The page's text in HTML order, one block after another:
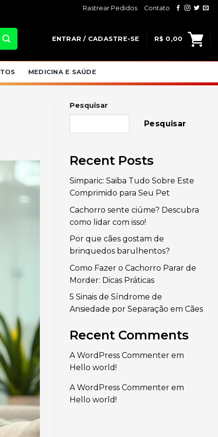
Rastrear Pedidos Contato
ENTRAR / CADASTRE-SE R$ 0,00
MEDICINA E SAÚDE
Pesquisar
Pesquisar
Recent Posts
Simparic: Saiba Tudo Sobre Este
Comprimido para Seu Pet
Cachorro sente ciúme? Descubra
como lidar com isso!
Por que cães gostam de
brinquedos barulhentos?
Como Fazer o Cachorro Parar de
Morder: Dicas Práticas
5 Sinais de Síndrome de
Ansiedade por Separação em Cães
Recent Comments
A WordPress Commenter em
Hello world!
A WordPress Commenter em
Hello world!